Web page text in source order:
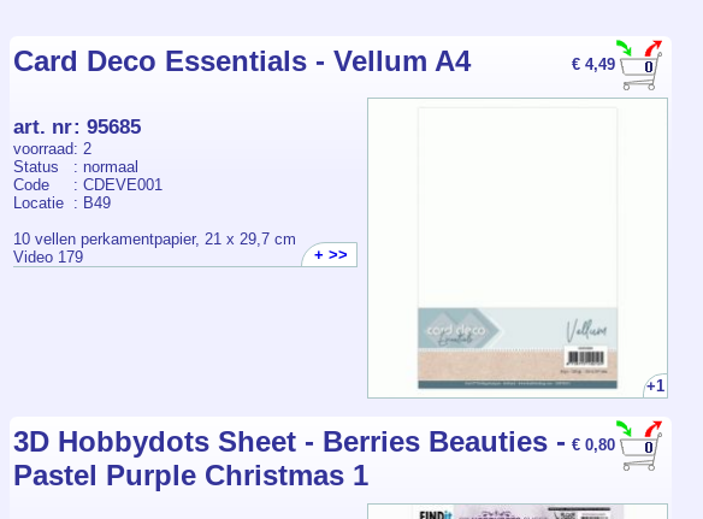
€ 4,49
Card Deco Essentials - Vellum A4
+1
art. nr: 95685
voorraad: 2
Status
: normaal
Code
: CDEVE001
Locatie
: B49
10 vellen perkamentpapier, 21 x 29,7 cm
Video 179
+ >>
€ 0,80
3D Hobbydots Sheet - Berries Beauties -
Pastel Purple Christmas 1